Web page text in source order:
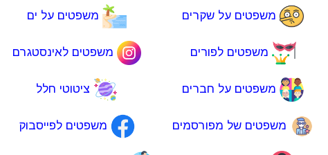
משפטים על שקרים משפטים על ים
משפטים לפורים משפטים לאינסטגרם
משפטים על חברים ציטוטי חלל
משפטים של מפורסמים משפטים לפייסבוק